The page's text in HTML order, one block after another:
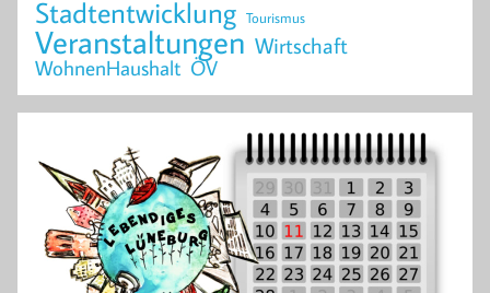
Stadtentwicklung Tourismus
Veranstaltungen Wirtschaft
WohnenHaushalt ÖV